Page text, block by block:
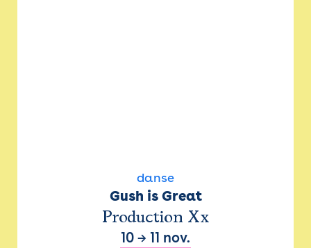
danse
Gush is Great
Production Xx
10 → 11 nov.